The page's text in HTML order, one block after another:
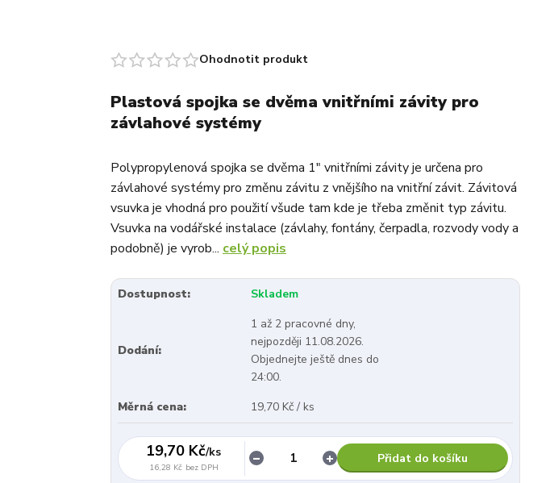
Ohodnotit produkt
Plastová spojka se dvěma vnitřními závity pro
závlahové systémy
Polypropylenová spojka se dvěma 1" vnitřními závity je určena pro
závlahové systémy pro změnu závitu z vnějšího na vnitřní závit. Závitová
vsuvka je vhodná pro použití všude tam kde je třeba změnit typ závitu.
Vsuvka na vodářské instalace (závlahy, fontány, čerpadla, rozvody vody a
podobně) je vyrob... celý popis
Dostupnost: Skladem
Dodání:
1 až 2 pracovné dny,
nejpozději 11.08.2026.
Objednejte ještě dnes do
24:00.
Měrná cena:
19,70 Kč / ks
19,70 Kč/ks
16,28 Kč bez DPH
Přidat do košíku